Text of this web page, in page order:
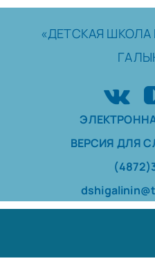
Skip
«ДЕТСКАЯ ШКОЛА
ВЕРСИЯ ДЛЯ